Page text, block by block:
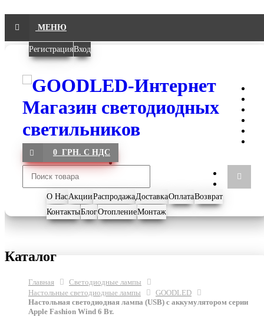
МЕНЮ
РегистрацияВход
0 ГРН. С НДС
О НасАкцииРаспродажаДоставкаОплатаВозврат
КонтактыБлогОтоплениеМонтаж
Каталог
Главная
Светодиодные лампы
Настольные светодиодные лампы
GOODLED
Настольная светодиодная лампа (USB) с аккумулятором серии
Apple Fashion Wind 6 Вт.